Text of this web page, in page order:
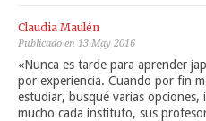
Claudia Maulén
Publicado en 13 May 2016
«Nunca es tarde para aprender
por experiencia. Cuando por fin
estudiar, busqué varias opciones,
mucho cada instituto, sus